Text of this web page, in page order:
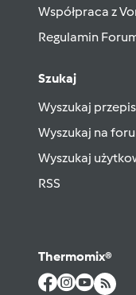
Współpraca z
Regulamin
Szukaj
Wyszukaj
Wyszukaj na
Wyszukaj
RSS
Thermomix®